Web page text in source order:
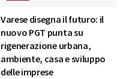
Varese disegna il futuro: il
nuovo PGT punta su
rigenerazione urbana,
ambiente, casa e sviluppo
delle imprese